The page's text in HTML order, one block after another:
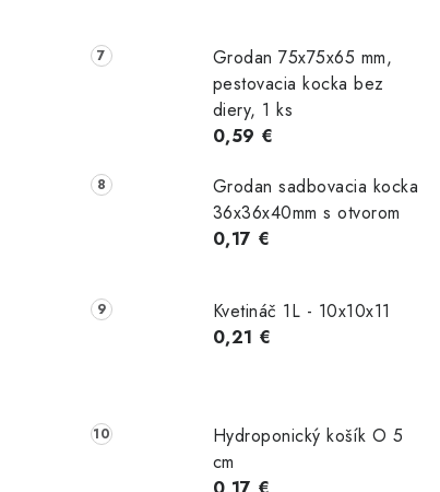
Grodan 75x75x65 mm,
pestovacia kocka bez
diery, 1 ks
0,59 €
Grodan sadbovacia kocka
36x36x40mm s otvorom
0,17 €
Kvetináč 1L - 10x10x11
0,21 €
Hydroponický košík O 5
cm